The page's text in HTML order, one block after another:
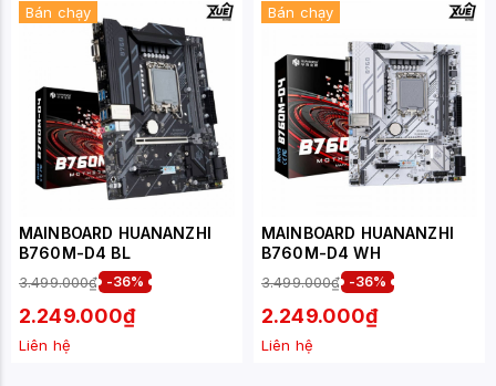
Bán chạy
MAINBOARD HUANANZHI
B760M-D4 BL
3.499.000₫ -36%
2.249.000₫
Liên hệ
Bán chạy
MAINBOARD HUANANZHI
B760M-D4 WH
3.499.000₫ -36%
2.249.000₫
Liên hệ